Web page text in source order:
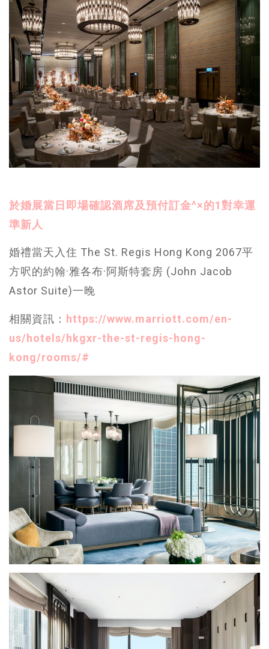
於婚展當日即場確認酒席及預付訂金^×的1對幸運
準新人
婚禮當天入住 The St. Regis Hong Kong 2067平
方呎的約翰·雅各布·阿斯特套房 (John Jacob
Astor Suite)一晚
相關資訊： https://www.marriott.com/en-
us/hotels/hkgxr-the-st-regis-hong-
kong/rooms/#